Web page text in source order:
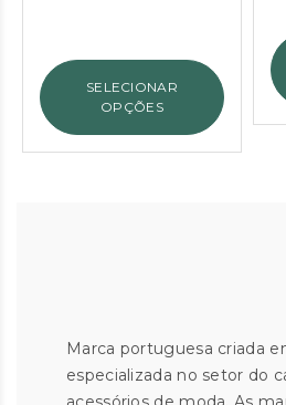
€55.90.
é:
€30.00.
SELECIONAR
OPÇÕES
Marca portuguesa criada
especializada no setor do